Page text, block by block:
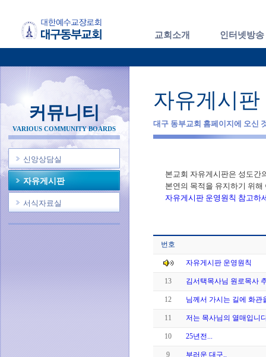
교회소개 인터넷방송
커뮤니티
VARIOUS COMMUNITY BOARDS
신앙상담실
자유게시판
서식자료실
자유게시판
대구 동부교회 홈페이지에 오신
본교회 자유게시판은 성도간
본연의 목적을 유지하기 위
자유게시판 운영원칙 참고하
번호
자유게시판 운영원칙
13 김서택목사님 원로목사
12 님께서 가시는 길에 화관
11 저는 목사님의 열매입니
10 25년전...
9 부러운 대구..